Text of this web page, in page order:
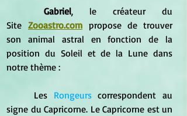
	Gabriel
, le créateur du
Site Zooastro.com propose de trouver
son animal astral en fonction de la
position du Soleil et de la Lune dans
notre thème :
	Les
Rongeurs correspondent au
signe du Capricorne. Le Capricorne est un